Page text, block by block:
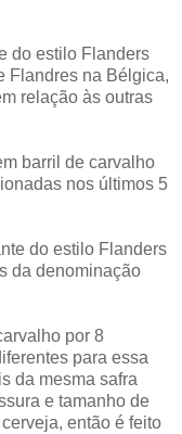
do estilo Flanders
Flandres na Bélgica,
relação às outras
barril de carvalho
nos últimos 5
do estilo Flanders
da denominação
por 8
para essa
da mesma safra
e tamanho de
então é feito